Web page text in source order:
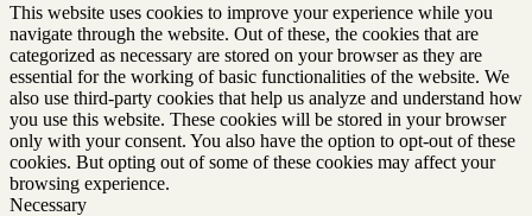
This website uses cookies to improve your experience while you
navigate through the website. Out of these, the cookies that are
categorized as necessary are stored on your browser as they are
essential for the working of basic functionalities of the website. We
also use third-party cookies that help us analyze and understand how
you use this website. These cookies will be stored in your browser
only with your consent. You also have the option to opt-out of these
cookies. But opting out of some of these cookies may affect your
browsing experience.
Necessary